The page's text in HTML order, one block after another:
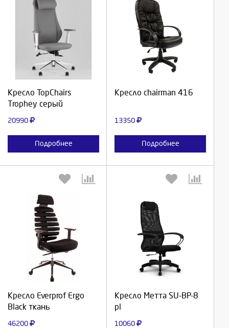
Кресло TopChairs
Trophey серый
20990
Подробнее
Выберите количество:
Отмена
Кресло chairman 416
13350
Подробнее
Выберите количество:
Кресло Everprof Ergo
Black ткань
46200
Выберите количество:
Отмена
Кресло Метта SU-BP-8
pl
10060
Выберите количество: